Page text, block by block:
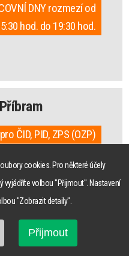
DNY rozmezí od
hod. do 19:30 hod.
ČID, PID, ZPS (OZP)
zkráceného úvazku
20.000 Kč pro OZP
do zaměstnání
dostanete náborový
cookies. Pro některé účely
vyjádříte volbou "Přijmout". Nastavení
"Zobrazit detaily".
Přijmout